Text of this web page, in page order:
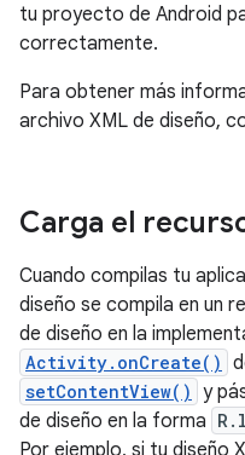
tu proyecto de Android
correctamente.
Para obtener más
archivo XML de diseño,
Carga el
Cuando compilas tu
diseño se compila en un
de diseño en la
Activity.onCreate()
setContentView() y
de diseño en la forma